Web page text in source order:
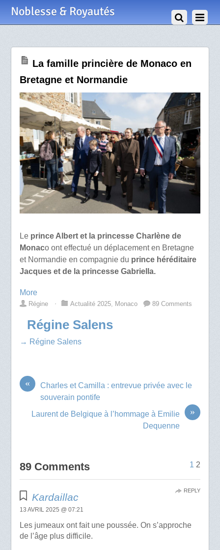
Noblesse & Royautés
La famille princière de Monaco en
Bretagne et Normandie
Leprince Albert et la princesse Charlène de
Monaco ont effectué un déplacement en Bretagne
et Normandie en compagnie du prince héréditaire
Jacques et de la princesse Gabriella.
More
Régine ⋅ Actualité 2025, Monaco 89 Comments
Régine Salens
→ Régine Salens
«
Charles et Camilla : entrevue privée avec le
souverain pontife
»
Laurent de Belgique à l’hommage à Emilie
Dequenne
89 Comments 1 2
Kardaillac
13 AVRIL 2025 @ 07:21
Les jumeaux ont fait une poussée. On s’approche
de l’âge plus difficile.
REPLY